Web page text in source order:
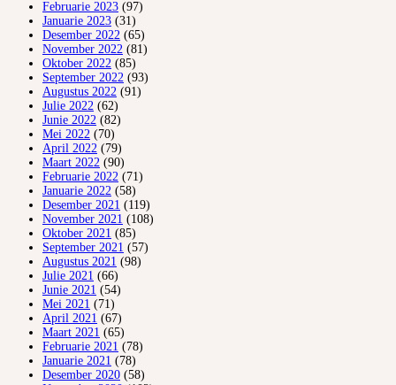
Februarie 2023 (97)
Januarie 2023 (31)
Desember 2022 (65)
November 2022 (81)
Oktober 2022 (85)
September 2022 (93)
Augustus 2022 (91)
Julie 2022 (62)
Junie 2022 (82)
Mei 2022 (70)
April 2022 (79)
Maart 2022 (90)
Februarie 2022 (71)
Januarie 2022 (58)
Desember 2021 (119)
November 2021 (108)
Oktober 2021 (85)
September 2021 (57)
Augustus 2021 (98)
Julie 2021 (66)
Junie 2021 (54)
Mei 2021 (71)
April 2021 (67)
Maart 2021 (65)
Februarie 2021 (78)
Januarie 2021 (78)
Desember 2020 (58)